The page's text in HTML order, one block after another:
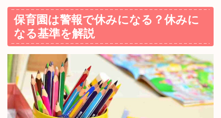
保育園は警報で休みになる？休みに
なる基準を解説